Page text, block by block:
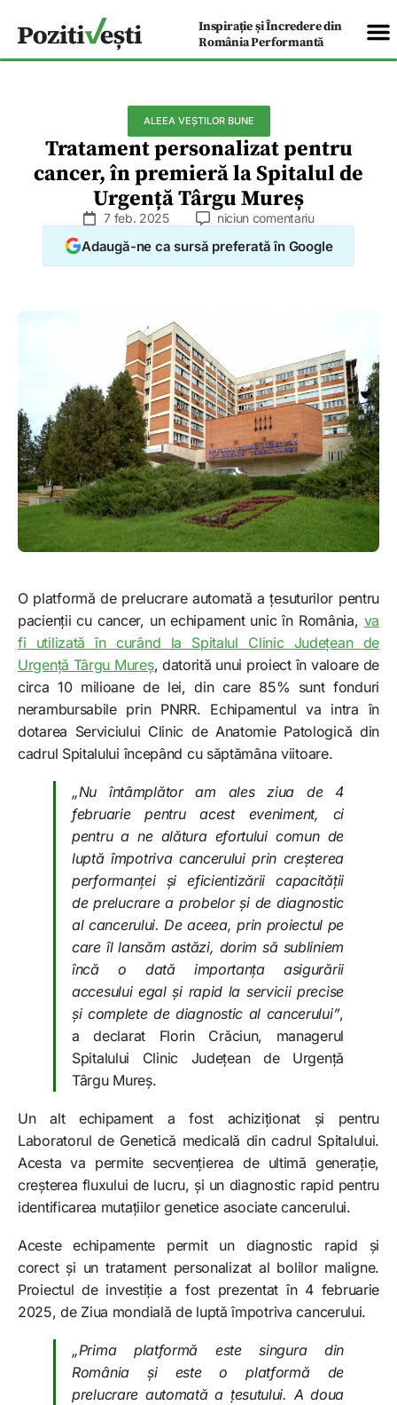
Inspirație și Încredere din
România Performantă
ALEEA VEȘTILOR BUNE
Tratament personalizat pentru
cancer, în premieră la Spitalul de
Urgență Târgu Mureș
7 feb. 2025 niciun comentariu
Adaugă-ne ca sursă preferată în Google
O platformă de prelucrare automată a țesuturilor pentru
pacienții cu cancer, un echipament unic în România, va
fi utilizată în curând la Spitalul Clinic Județean de
Urgență Târgu Mureș, datorită unui proiect în valoare de
circa 10 milioane de lei, din care 85% sunt fonduri
nerambursabile prin PNRR. Echipamentul va intra în
dotarea Serviciului Clinic de Anatomie Patologică din
cadrul Spitalului începând cu săptămâna viitoare.
„Nu întâmplător am ales ziua de 4
februarie pentru acest eveniment, ci
pentru a ne alătura efortului comun de
luptă împotriva cancerului prin creșterea
performanței și eficientizării capacității
de prelucrare a probelor și de diagnostic
al cancerului. De aceea, prin proiectul pe
care îl lansăm astăzi, dorim să subliniem
încă o dată importanța asigurării
accesului egal și rapid la servicii precise
și complete de diagnostic al cancerului”,
a declarat Florin Crăciun, managerul
Spitalului Clinic Județean de Urgență
Târgu Mureș.
Un alt echipament a fost achiziționat și pentru
Laboratorul de Genetică medicală din cadrul Spitalului.
Acesta va permite secvențierea de ultimă generație,
creșterea fluxului de lucru, și un diagnostic rapid pentru
identificarea mutațiilor genetice asociate cancerului.
Aceste echipamente permit un diagnostic rapid și
corect și un tratament personalizat al bolilor maligne.
Proiectul de investiție a fost prezentat în 4 februarie
2025, de Ziua mondială de luptă împotriva cancerului.
„Prima platformă este singura din
România și este o platformă de
prelucrare automată a țesutului. A doua